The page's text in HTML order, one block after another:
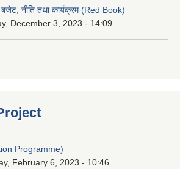
नीति तथा कार्यक्रम (Red Book)
December 3, 2023 - 14:09
Programme)
February 6, 2023 - 10:46